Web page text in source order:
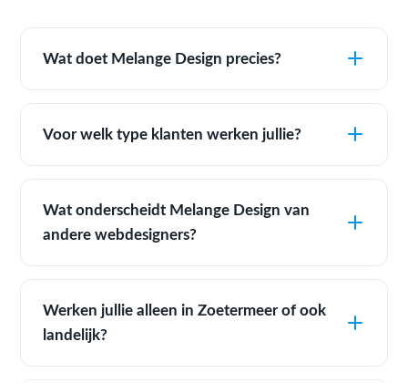
Wat doet Melange Design precies?
Voor welk type klanten werken jullie?
Wat onderscheidt Melange Design van
andere webdesigners?
Werken jullie alleen in Zoetermeer of ook
landelijk?